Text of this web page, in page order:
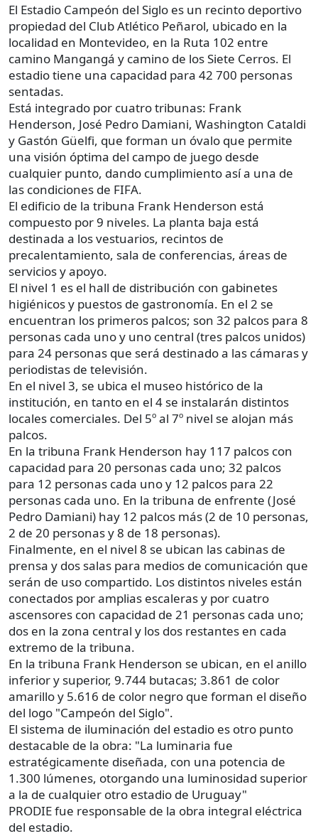
El Estadio Campeón del Siglo es un recinto deportivo
propiedad del Club Atlético Peñarol, ubicado en la
localidad en Montevideo, en la Ruta 102 entre
camino Mangangá y camino de los Siete Cerros. El
estadio tiene una capacidad para 42 700 personas
sentadas.
Está integrado por cuatro tribunas: Frank
Henderson, José Pedro Damiani, Washington Cataldi
y Gastón Güelfi, que forman un óvalo que permite
una visión óptima del campo de juego desde
cualquier punto, dando cumplimiento así a una de
las condiciones de FIFA.
El edificio de la tribuna Frank Henderson está
compuesto por 9 niveles. La planta baja está
destinada a los vestuarios, recintos de
precalentamiento, sala de conferencias, áreas de
servicios y apoyo.
El nivel 1 es el hall de distribución con gabinetes
higiénicos y puestos de gastronomía. En el 2 se
encuentran los primeros palcos; son 32 palcos para 8
personas cada uno y uno central (tres palcos unidos)
para 24 personas que será destinado a las cámaras y
periodistas de televisión.
En el nivel 3, se ubica el museo histórico de la
institución, en tanto en el 4 se instalarán distintos
locales comerciales. Del 5º al 7º nivel se alojan más
palcos.
En la tribuna Frank Henderson hay 117 palcos con
capacidad para 20 personas cada uno; 32 palcos
para 12 personas cada uno y 12 palcos para 22
personas cada uno. En la tribuna de enfrente (José
Pedro Damiani) hay 12 palcos más (2 de 10 personas,
2 de 20 personas y 8 de 18 personas).
Finalmente, en el nivel 8 se ubican las cabinas de
prensa y dos salas para medios de comunicación que
serán de uso compartido. Los distintos niveles están
conectados por amplias escaleras y por cuatro
ascensores con capacidad de 21 personas cada uno;
dos en la zona central y los dos restantes en cada
extremo de la tribuna.
En la tribuna Frank Henderson se ubican, en el anillo
inferior y superior, 9.744 butacas; 3.861 de color
amarillo y 5.616 de color negro que forman el diseño
del logo "Campeón del Siglo".
El sistema de iluminación del estadio es otro punto
destacable de la obra: "La luminaria fue
estratégicamente diseñada, con una potencia de
1.300 lúmenes, otorgando una luminosidad superior
a la de cualquier otro estadio de Uruguay"
PRODIE fue responsable de la obra integral eléctrica
del estadio.